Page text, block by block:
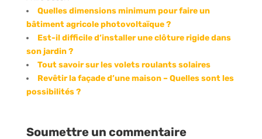
Quelles dimensions minimum pour faire un
bâtiment agricole photovoltaïque ?
Est-il difficile d’installer une clôture rigide dans
son jardin ?
Tout savoir sur les volets roulants solaires
Revêtir la façade d’une maison – Quelles sont les
possibilités ?
Soumettre un commentaire